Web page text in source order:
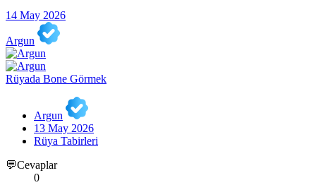
14 May 2026
Argun
Rüyada Bone Görmek
Argun
13 May 2026
Rüya Tabirleri
💬Cevaplar
0